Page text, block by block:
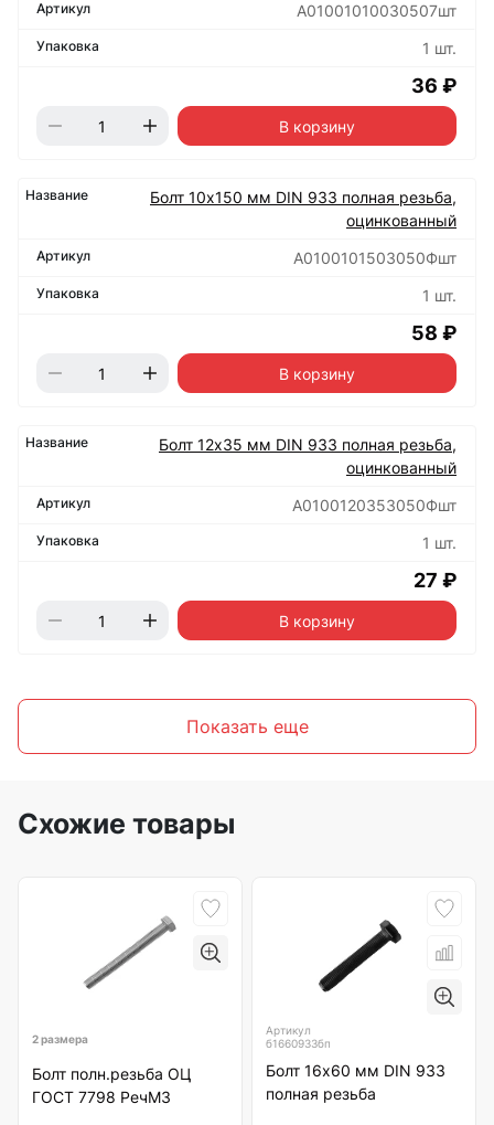
А01001010030507шт
1 шт.
36 ₽
В корзину
Болт 10х150 мм DIN 933 полная резьба,
оцинкованный
А0100101503050Фшт
1 шт.
58 ₽
В корзину
Болт 12х35 мм DIN 933 полная резьба,
оцинкованный
А0100120353050Фшт
1 шт.
27 ₽
В корзину
Показать еще
Схожие товары
2 размера
Болт полн.резьба ОЦ
ГОСТ 7798 РечМЗ
Артикул
б1660933бп
Болт 16х60 мм DIN 933
полная резьба